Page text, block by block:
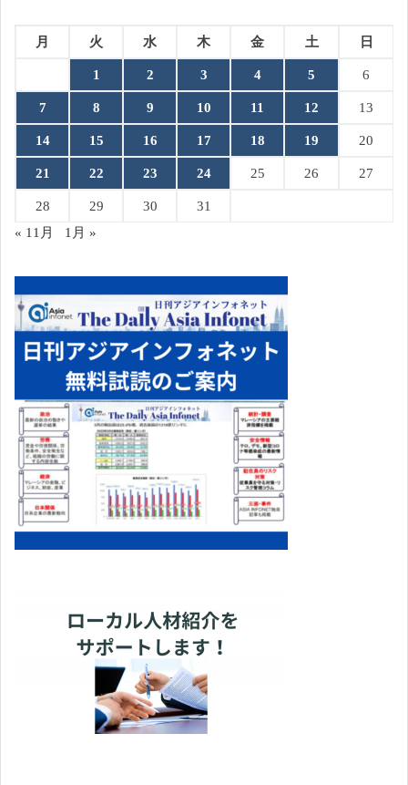
月 火 水 木 金 土 日
1 2 3 4 5 6
7 8 9 10 11 12 13
14 15 16 17 18 19 20
21 22 23 24 25 26 27
28 29 30
31
« 11月
1月 »